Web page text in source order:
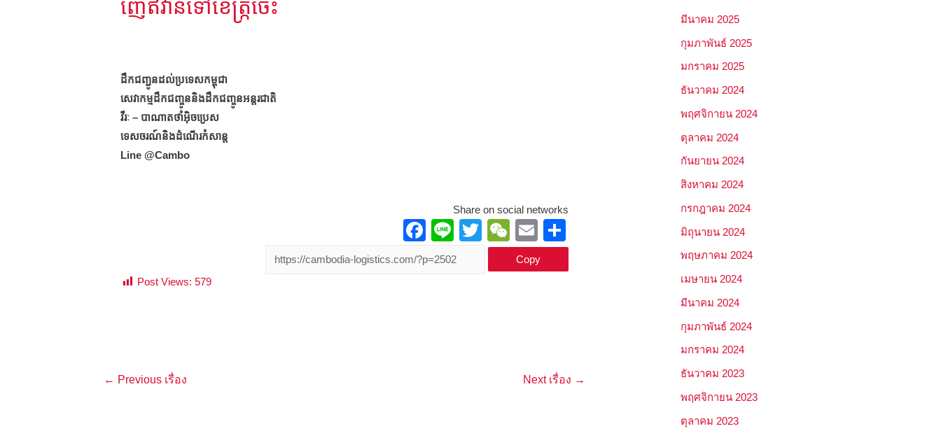
ញើឥវាន់ទៅខេត្ក្រចេះ
ដឹកជញ្ជូនដល់ប្រទេសកម្ពុជា
សេវាកម្មដឹកជញ្ចូននិងដឹកជញ្ចូនអន្តរជាតិ
វីរៈ – បាណាតថាំអ៊ិចប្រេស
ទេសចរណ៍និងដំណើរកំសាន្ត
Line @Cambo
Share on social networks
F
a
Li T
wi
tt
W
e
C
E
m
ail ar
Copy
Post Views: 579
แนะแนว
← Previous เรื่อง Next เรื่อง →
มีนาคม 2025
กุมภาพันธ์ 2025
มกราคม 2025
ธันวาคม 2024
พฤศจิกายน 2024
ตุลาคม 2024
กันยายน 2024
สิงหาคม 2024
กรกฎาคม 2024
มิถุนายน 2024
พฤษภาคม 2024
เมษายน 2024
มีนาคม 2024
กุมภาพันธ์ 2024
มกราคม 2024
ธันวาคม 2023
พฤศจิกายน 2023
ตุลาคม 2023